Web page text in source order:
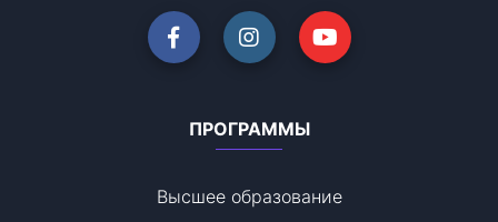
ПРОГРАММЫ
Высшее образование